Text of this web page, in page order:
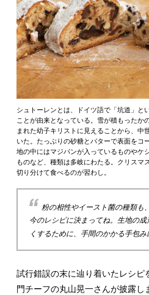
シュトーレンとは、ドイツ語で「坑道」と
ことが由来となっている。雪が積もったか
まれた幼子キリストに見えることから、中
いた。たっぶりの砂糖とバターで表面をコ
地の中にはマジパンが入っているものやケ
ものなど、種類は多岐にわたる。クリスマ
切り分けて食べるのが習わし。
粉の相性やイースト菌の種類も
今のレシピに決まってね。生地の
くするために、手間のかかる手包み
試行錯誤の末に辿り着いたレシピ
門チーフの丸山晃一さんが披露